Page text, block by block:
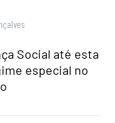
Social até esta
especial no